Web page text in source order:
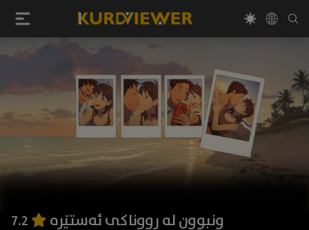
ونبوون لە ڕووناکی ئەستێرە